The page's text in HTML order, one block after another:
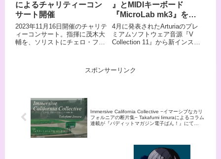
によるチャリティーコン
サート開催
2023年11月16日開催のチャリテ
ィーコンサート。指揮に茂木大
輔を、ソリストにチェロ・ファ
ラムで各楽器の魅力を披露す
』とMIDIキーボード
『MicroLab mk3』を使
ってみた！
4月に発表されたArturiaのプレ
ミアムソフトウェア音源『V
Collection 11』から新インスト
「MicroLab mk3」についても合
わせてレビューいたします！
スポンサーリンク
Immersive California Collective −イマーシブなカリ
フォルニアの断片集− Takafumi Iimuraによるコラム
連載が『バディットマガジン電子ばん！』にて